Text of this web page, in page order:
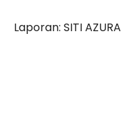
Laporan: SITI AZURA